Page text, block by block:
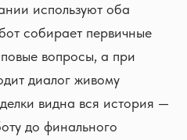
используют оба
собирает первичные
вопросы, а при
диалог живому
видна вся история —
до финального